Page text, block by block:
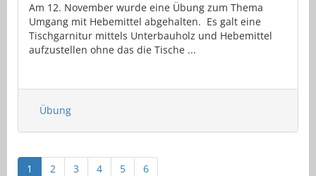
Am 12. November wurde eine Übung zum Thema
Umgang mit Hebemittel abgehalten. Es galt eine
Tischgarnitur mittels Unterbauholz und Hebemittel
aufzustellen ohne das die Tische ...
Übung
1 2 3 4 5 6